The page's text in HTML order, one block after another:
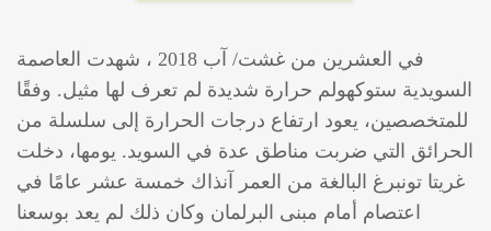
في العشرين من غشت/ آب 2018 ، شهدت العاصمة
السويدية ستوكهولم حرارة شديدة لم تعرف لها مثيل. وفقًا
للمتخصصين، يعود ارتفاع درجات الحرارة إلى سلسلة من
الحرائق التي ضربت مناطق عدة في السويد. يومها، دخلت
غريتا تونبرغ البالغة من العمر آنذاك خمسة عشر عامًا في
اعتصام أمام مبنى البرلمان وكان ذلك لم يعد بوسعنا